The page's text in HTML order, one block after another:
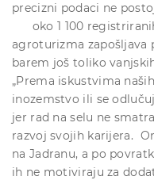
precizni podaci ne
oko 1 100
agroturizma zapošljava
barem još toliko
„Prema iskustvima
inozemstvo ili se
jer rad na selu ne
razvoj svojih karijera.
na Jadranu, a po
ih ne motiviraju za